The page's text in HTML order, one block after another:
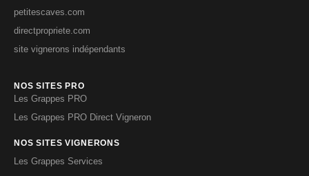
petitescaves.com
directpropriete.com
site vignerons indépendants
NOS SITES PRO
Les Grappes PRO
Les Grappes PRO Direct Vigneron
NOS SITES VIGNERONS
Les Grappes Services